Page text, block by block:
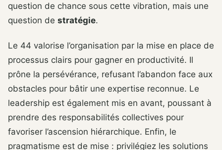
question de chance sous cette vibration, mais une
question de stratégie.
Le 44 valorise l’organisation par la mise en place de
processus clairs pour gagner en productivité. Il
prône la persévérance, refusant l’abandon face aux
obstacles pour bâtir une expertise reconnue. Le
leadership est également mis en avant, poussant à
prendre des responsabilités collectives pour
favoriser l’ascension hiérarchique. Enfin, le
pragmatisme est de mise : privilégiez les solutions